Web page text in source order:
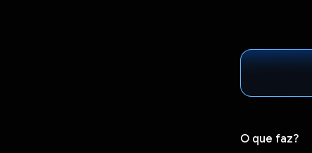
O que faz?